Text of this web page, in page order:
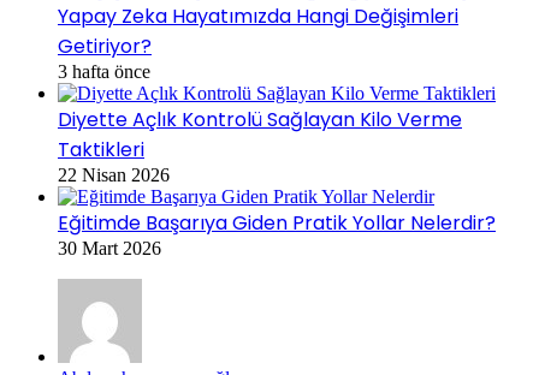
Yapay Zeka Hayatımızda Hangi Değişimleri
Getiriyor?
3 hafta önce
Diyette Açlık Kontrolü Sağlayan Kilo Verme
Taktikleri
22 Nisan 2026
Eğitimde Başarıya Giden Pratik Yollar Nelerdir?
30 Mart 2026